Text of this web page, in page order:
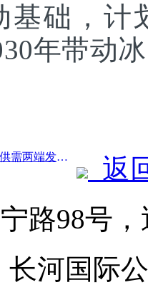
基础，计
年带动
前一篇：文化和旅游部：从供需两端发力，引导文旅消费活动出行
返
路98号
长河国际